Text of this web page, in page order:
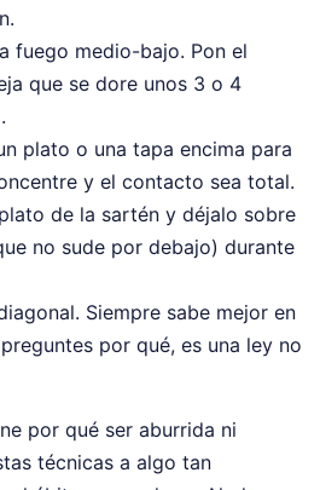
fuego medio-bajo. Pon el
que se dore unos 3 o 4
plato o una tapa encima para
y el contacto sea total.
de la sartén y déjalo sobre
no sude por debajo) durante
Siempre sabe mejor en
por qué, es una ley no
por qué ser aburrida ni
técnicas a algo tan